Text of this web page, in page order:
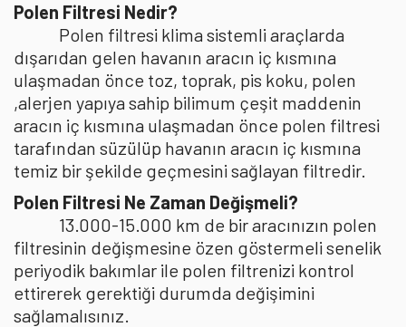
Polen Filtresi Nedir?
Polen filtresi klima sistemli araçlarda
dışarıdan gelen havanın aracın iç kısmına
ulaşmadan önce toz, toprak, pis koku, polen
,alerjen yapıya sahip bilimum çeşit maddenin
aracın iç kısmına ulaşmadan önce polen filtresi
tarafından süzülüp havanın aracın iç kısmına
temiz bir şekilde geçmesini sağlayan filtredir.
Polen Filtresi Ne Zaman Değişmeli?
13.000-15.000 km de bir aracınızın polen
filtresinin değişmesine özen göstermeli senelik
periyodik bakımlar ile polen filtrenizi kontrol
ettirerek gerektiği durumda değişimini
sağlamalısınız.